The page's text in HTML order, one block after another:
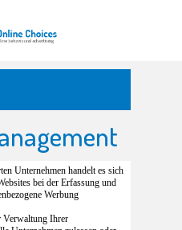
Unternehmen handelt es sich
bei der Erfassung und
Werbung
Verwaltung Ihrer